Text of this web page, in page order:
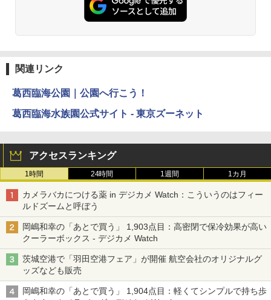
関連リンク
葛西臨海公園｜公園へ行こう！
葛西臨海水族園公式サイト - 東京ズーネット
アクセスランキング
1時間 24時間 1週間 1カ月
カメラバカにつける薬 in デジカメ Watch：こういうのはフィー
ルドズームと呼ぼう
岡嶋和幸の「あとで買う」 1,903点目：高密閉で保冷効果が高い
クーラーボックス - デジカメ Watch
茨城空港で「羽田空港フェア」が開催 航空会社のオリジナルグ
ッズなども販売
岡嶋和幸の「あとで買う」 1,904点目：軽くてシンプルで持ち歩